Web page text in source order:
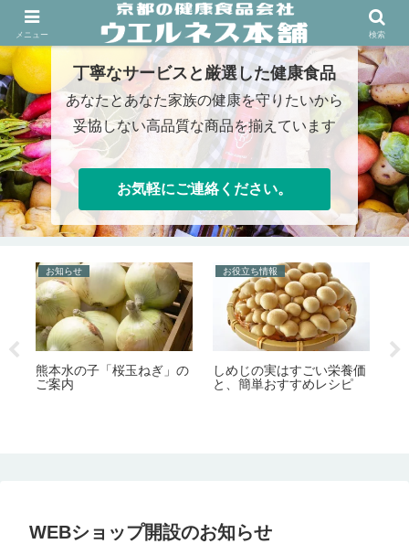
熊本物産屋/水の子会/クルスデルスール/有機野菜/健康食品
丁寧なサービスと厳選した健康食品
あなたとあなた家族の健康を守りたいから
妥協しない高品質な商品を揃えています
お気軽にご連絡ください。
お知らせ
熊本水の子「桜玉ねぎ」の
ご案内
お役立ち情報
しめじの実はすごい栄養価
と、簡単おすすめレシピ
WEBショップ開設のお知らせ
メニュー 検索